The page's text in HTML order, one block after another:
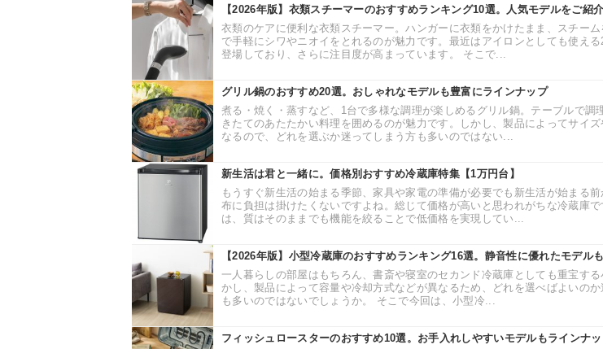
【2026年版】衣類スチーマーのおすすめランキング10選。人気モデルをご紹介
衣類のケアに便利な衣類スチーマー。ハンガーに衣類をかけたまま、スチー
で手軽にシワやニオイをとれるのが魅力です。最近はアイロンとしても使え
登場しており、さらに注目度が高まっています。 そこで...
グリル鍋のおすすめ20選。おしゃれなモデルも豊富にラインナップ
煮る・焼く・蒸すなど、1台で多様な調理が楽しめるグリル鍋。テーブルで調
きたてのあたたかい料理を囲めるのが魅力です。しかし、製品によってサイ
なるので、どれを選ぶか迷ってしまう方も多いのではない...
新生活は君と一緒に。価格別おすすめ冷蔵庫特集【1万円台】
もうすぐ新生活の始まる季節、家具や家電の準備が必要でも新生活が始まる
布に負担は掛けたくないですよね。総じて価格が高いと思われがちな冷蔵庫
は、質はそのままでも機能を絞ることで低価格を実現してい...
【2026年版】小型冷蔵庫のおすすめランキング16選。静音性に優れたモデルも
一人暮らしの部屋はもちろん、書斎や寝室のセカンド冷蔵庫としても重宝する
かし、製品によって容量や冷却方式などが異なるため、どれを選べばよいの
も多いのではないでしょうか。 そこで今回は、小型冷...
フィッシュロースターのおすすめ10選。お手入れしやすいモデルもラインナ